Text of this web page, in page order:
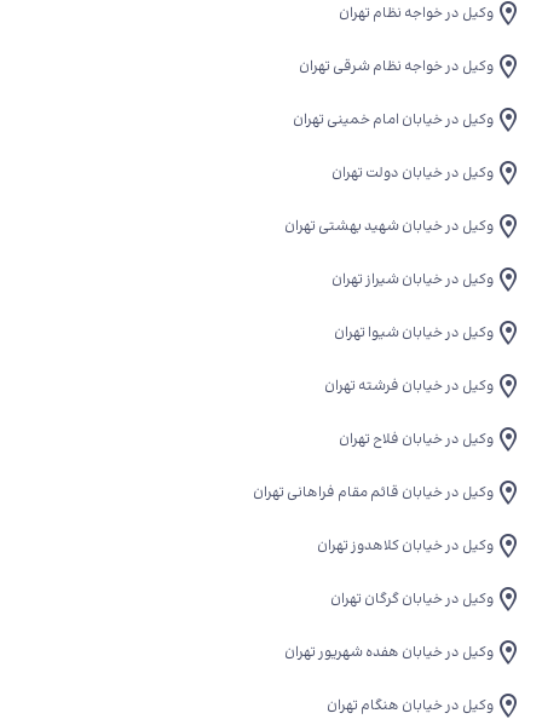
وکیل در خواجه نظام تهران
وکیل در خواجه نظام شرقی تهران
وکیل در خیابان امام خمینی تهران
وکیل در خیابان دولت تهران
وکیل در خیابان شهید بهشتی تهران
وکیل در خیابان شیراز تهران
وکیل در خیابان شیوا تهران
وکیل در خیابان فرشته تهران
وکیل در خیابان فلاح تهران
وکیل در خیابان قائم مقام فراهانی تهران
وکیل در خیابان کلاهدوز تهران
وکیل در خیابان گرگان تهران
وکیل در خیابان هفده شهریور تهران
وکیل در خیابان هنگام تهران